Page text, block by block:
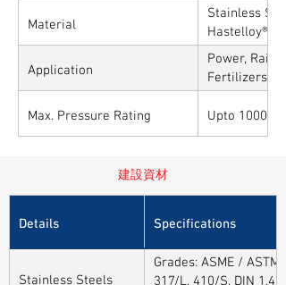
Material
Stainless
Hastelloy®,
Alloys
Application
Power,
Fertilizers,
Sytems,
Max. Pressure Rating
Upto
建設資材
Details Specifications
Stainless Steels
Grades: ASME /
317/L, 410/S, DIN